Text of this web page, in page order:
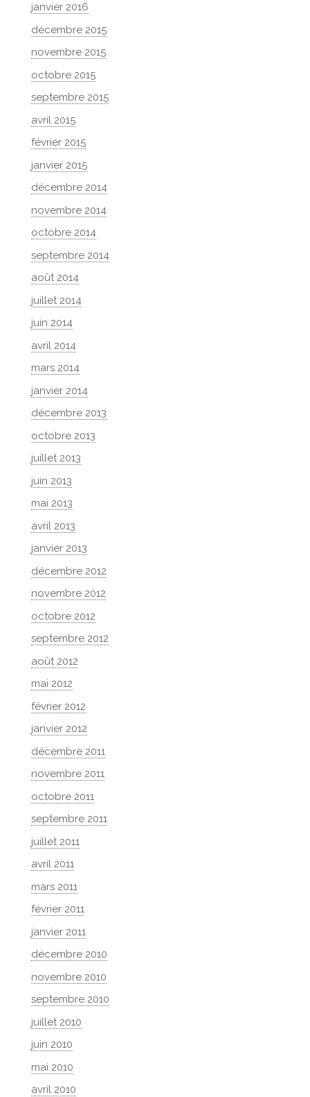
janvier 2016
décembre 2015
novembre 2015
octobre 2015
septembre 2015
avril 2015
février 2015
janvier 2015
décembre 2014
novembre 2014
octobre 2014
septembre 2014
août 2014
juillet 2014
juin 2014
avril 2014
mars 2014
janvier 2014
décembre 2013
octobre 2013
juillet 2013
juin 2013
mai 2013
avril 2013
janvier 2013
décembre 2012
novembre 2012
octobre 2012
septembre 2012
août 2012
mai 2012
février 2012
janvier 2012
décembre 2011
novembre 2011
octobre 2011
septembre 2011
juillet 2011
avril 2011
mars 2011
février 2011
janvier 2011
décembre 2010
novembre 2010
septembre 2010
juillet 2010
juin 2010
mai 2010
avril 2010